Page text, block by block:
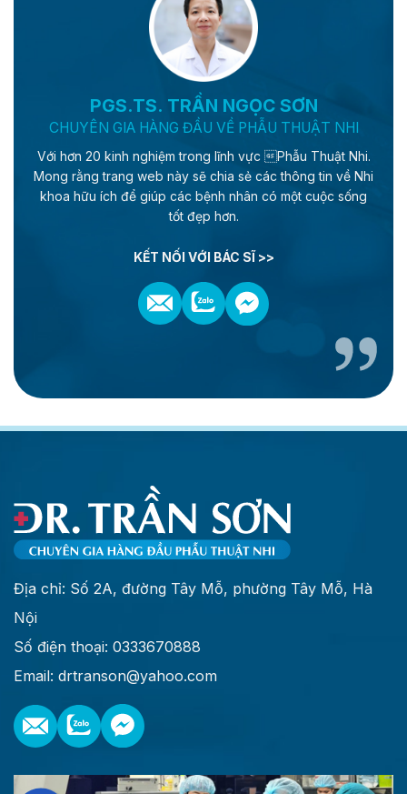
PGS.TS. TRẦN NGỌC SƠN
CHUYÊN GIA HÀNG ĐẦU VỀ PHẪU THUẬT NHI
Với hơn 20 kinh nghiệm trong lĩnh vực Phẫu Thuật Nhi.
Mong rằng trang web này sẽ chia sẻ các thông tin về Nhi
khoa hữu ích để giúp các bệnh nhân có một cuộc sống
tốt đẹp hơn.
KẾT NỐI VỚI BÁC SĨ >>
Địa chỉ: Số 2A, đường Tây Mỗ, phường Tây Mỗ, Hà
Nội
Số điện thoại: 0333670888
Email: drtranson@yahoo.com